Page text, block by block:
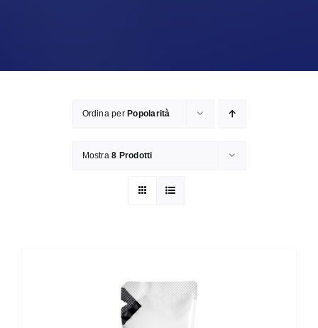
Ordina per Popolarità
Mostra8 Prodotti